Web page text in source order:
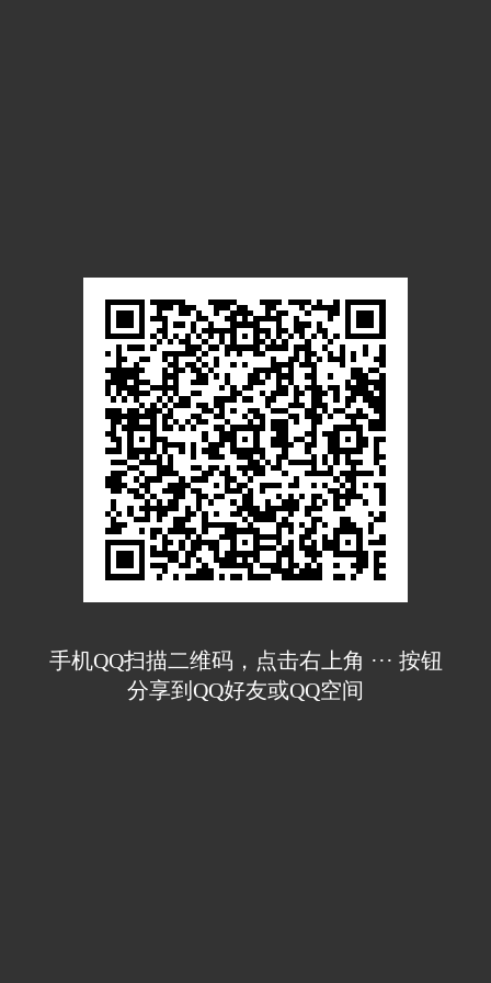
手机QQ扫描二维码，点击右上角 ··· 按钮
分享到QQ好友或QQ空间